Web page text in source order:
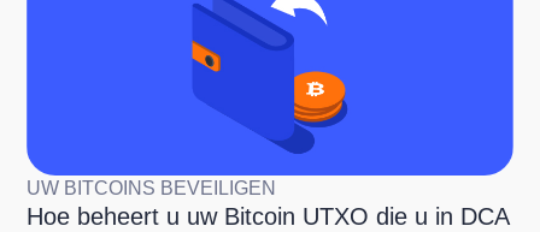
UW BITCOINS BEVEILIGEN
Hoe beheert u uw Bitcoin UTXO die u in DCA